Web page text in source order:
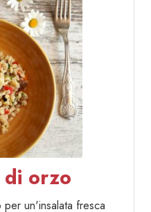
di orzo
un'insalata fresca